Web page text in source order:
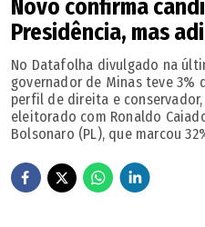
Novo confirma
Presidência, mas
No Datafolha divulgado na
governador de Minas teve 3%
perfil de direita e
eleitorado com Ronaldo
Bolsonaro (PL), que marcou